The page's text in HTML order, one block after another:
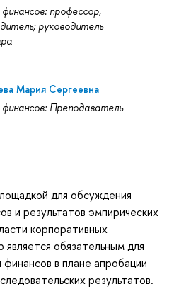
профессор,
руководитель
Мария Сергеевна
Преподаватель
для обсуждения
и результатов эмпирических
корпоративных
обязательным для
в плане апробации
результатов.